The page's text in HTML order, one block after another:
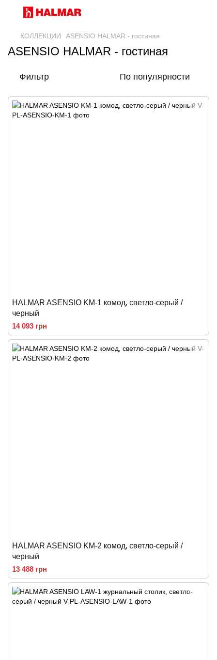
КОЛЛЕКЦИИ ASENSIO HALMAR - гостиная
ASENSIO HALMAR - гостиная
Фильтр По популярности
HALMAR ASENSIO KM-1 комод, светло-серый /
черный
14 093 грн
HALMAR ASENSIO KM-2 комод, светло-серый /
черный
13 488 грн